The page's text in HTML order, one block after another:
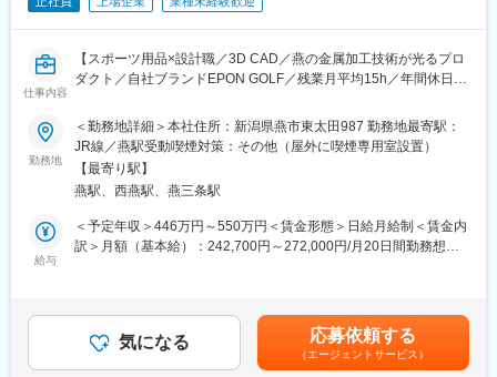
舗企業であり、自己資本率70%以上と経営基盤も安定していま
す。当社は全国でも数少ない医療分野特化の設備メーカーであ
り、高い優位性があります。他社では学べない、高度かつ精密な
技術・知識を学ぶことが可能です。
※その他年間研修カリキュラムがあり、成熟度に応じて参加可能
■働き方魅力
め、柔軟な働き方が可能です。さらに、担当エリアが狭いため、
各担当の負担を軽減し、バランスの取れたワークライフを実現で
きます。休日・夜間の問い合わせはコールセンター対応であり、
メリハリをつけて働くことが可能です。（当番制あり）
■待遇・手当
平均年収907万円と医療機器メーカーでNo1の平均年収を誇り、住
宅手当・家族手当・借り上げ社宅等と手当がかなり充実しており
ト。ジョブローテーションや研修でキャリアの幅を広げられま
す。
HP：https://fms-careers.fujifilm.com/environment/training/
仕事内容
【スポーツ用品×設計職／3D CAD／燕の金属加工技術が光るプロ
ダクト／自社ブランドEPON GOLF／残業月平均15h／年間休日
■業務内容：
ゴルフクラブヘッドのモデリングあるいは鍛造金型、治具の設計
を担当いただきます。
当社の製品は、美しい形状と強さを持った好打感で国内のクラブ
メーカーより高い評価を受けています。
＜業務で使用するCADソフト＞
■配属組織について：
ご経験に応じて、主にゴルフクラブヘッドのモデリングを担当す
る開発設計課、主に金型・治具の設計を担当する製造技術課のい
勤務地
＜勤務地詳細＞本社住所：新潟県燕市東太田987 勤務地最寄駅：
JR線／燕駅受動喫煙対策：その他（屋外に喫煙専用室設置）
【最寄り駅】
燕駅、西燕駅、燕三条駅
給与
＜予定年収＞446万円～550万円＜賃金形態＞日給月給制＜賃金内
訳＞月額（基本給）：242,700円～272,000円/月20日間勤務想定
業手当あり／条件：10分単位※予定年収には通勤手当、住宅手
当、家族手当は含んでおりません。賃金はあくまでも目安の金額
であり、選考を通じて上下する可能性があります。月給(月額)は固
気になる 応募依頼する
（エージェントサービス）